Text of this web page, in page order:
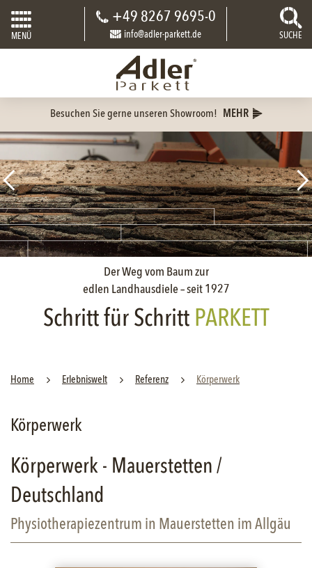
MENÜ
+49 8267 9695-0
info@adler-parkett.de SUCHE
Besuchen Sie gerne unseren Showroom! MEHR
Der Weg vom Baum zur
edlen Landhausdiele – seit 1927
Schritt für SchrittPARKETT
Home Er­leb­nis­welt Re­fe­renz Kör­per­werk
Körperwerk
Körperwerk - Mauerstetten /
Deutschland
Physiotherapiezentrum in Mauerstetten im Allgäu